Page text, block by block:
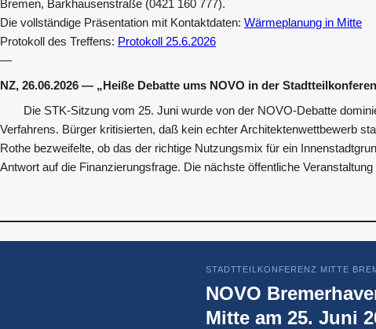
Bremen, Barkhausenstraße (0421 160 777).
Die vollständige Präsentation mit Kontaktdaten: Wärmeplanung in Mitte
Protokoll des Treffens: Protokoll 25.6.2026
—
NZ, 26.06.2026 — „Heiße Debatte ums NOVO in der
Die STK-Sitzung vom 25. Juni wurde von der NOVO-Debatte
Verfahrens. Bürger kritisierten, daß kein echter Architektenwettbewerb
Rothe bezweifelte, ob das der richtige Nutzungsmix für ein
Antwort auf die Finanzierungsfrage. Die nächste öffentliche
STADTTEILKONFERENZ MITTE
NOVO
Mitte am 25. Juni